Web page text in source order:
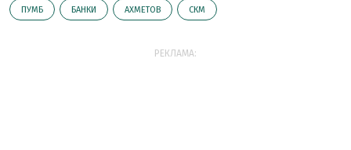
ПУМБ БАНКИ АХМЕТОВ СКМ
РЕКЛАМА: